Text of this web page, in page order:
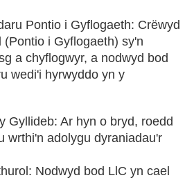
Pontio i Gyflogaeth: Crëwyd
i Gyflogaeth) sy'n
a chyflogwyr, a nodwyd bod
wedi'i hyrwyddo yn y
Gyllideb: Ar hyn o bryd, roedd
wrthi'n adolygu dyraniadau'r
Nodwyd bod LlC yn cael